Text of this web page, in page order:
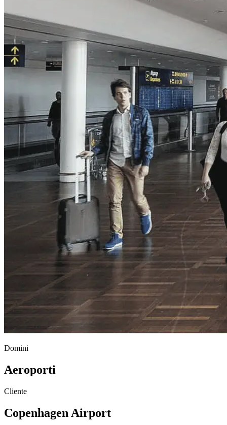
Domini
Aeroporti
Cliente
Copenhagen Airport